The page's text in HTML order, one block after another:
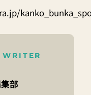
WRITER
部